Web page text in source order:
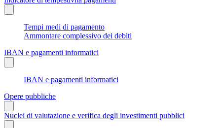
Tempi medi di pagamento
Ammontare complessivo dei debiti
IBAN e pagamenti informatici
IBAN e pagamenti informatici
Opere pubbliche
Nuclei di valutazione e verifica degli investimenti pubblici